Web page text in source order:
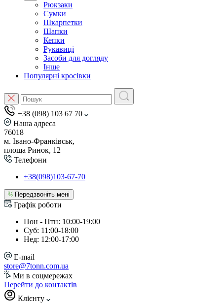
Рюкзаки
Сумки
Шкарпетки
Шапки
Кепки
Рукавиці
Засоби для догляду
Інше
Популярні кросівки
+38 (098) 103 67 70
Наша адреса
76018
м. Івано-Франківськ,
площа Ринок, 12
Телефони
+38(098)103-67-70
Передзвоніть мені
Графік роботи
Пон - Птн: 10:00-19:00
Суб: 11:00-18:00
Нед: 12:00-17:00
E-mail
store@7tonn.com.ua
Ми в соцмережах
Перейти до контактів
Клієнту